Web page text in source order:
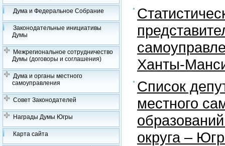
Дума и Федеральное Собрание
Законодательные инициативы
Думы
Межрегиональное сотрудничество
Думы (договоры и соглашения)
Дума и органы местного
самоуправления
Совет Законодателей
Награды Думы Югры
Карта сайта
Ханты-
Список
местного
округа –